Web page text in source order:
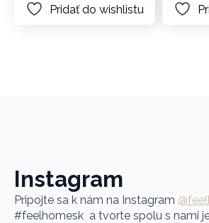
Pridať do wishlistu
Instagram
Pripojte sa k nám na Instagram
#feelhomesk a tvorte spolu s nami